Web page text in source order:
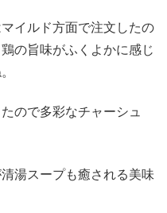
イルド方面で注文したの
の旨味がふくよかに感じ
ので多彩なチャーシュ
湯スープも癒される美味